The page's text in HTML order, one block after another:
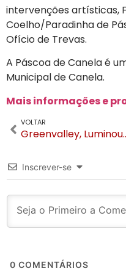
intervenções artísticas,
Coelho/Paradinha de
Ofício de Trevas.
A Páscoa de Canela é
Municipal de Canela.
Mais informações e
VOLTAR
Greenvalley, Luminous, Mirada e
Inscrever-se
0 COMENTÁRIOS